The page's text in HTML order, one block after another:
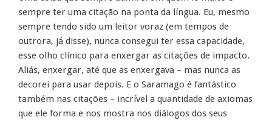
sempre ter uma citação na ponta da língua. Eu, mesmo
sempre tendo sido um leitor voraz (em tempos de
outrora, já disse), nunca consegui ter essa capacidade,
esse olho clínico para enxergar as citações de impacto.
Aliás, enxergar, até que as enxergava – mas nunca as
decorei para usar depois. E o Saramago é fantástico
também nas citações – incrível a quantidade de axiomas
que ele forma e nos mostra nos diálogos dos seus